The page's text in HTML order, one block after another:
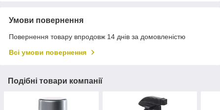
Умови повернення
Повернення товару впродовж 14 днів за домовленістю
Всі умови повернення
Подібні товари компанії